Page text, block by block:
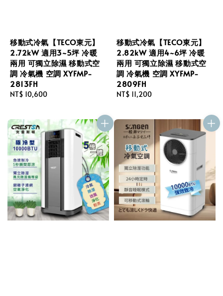
移動式冷氣【TECO東元】
2.72kW 適用3~5坪 冷暖
兩用 可獨立除濕 移動式空
調 冷氣機 空調 XYFMP-
2813FH
Regular
NT$ 10,600
移動式冷氣【TECO東元】
2.82kW 適用4~6坪 冷暖
兩用 可獨立除濕 移動式空
調 冷氣機 空調 XYFMP-
2809FH
Regular
NT$ 11,200